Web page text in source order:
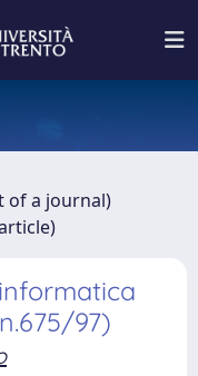
of a journal)
97)